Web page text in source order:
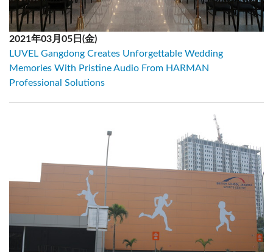
2021年03月05日(金)
LUVEL Gangdong Creates Unforgettable Wedding
Memories With Pristine Audio From HARMAN
Professional Solutions